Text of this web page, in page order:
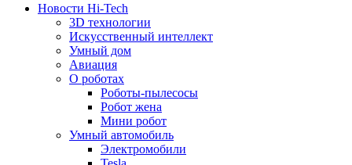
Новости Hi-Tech
3D технологии
Искусственный интеллект
Умный дом
Авиация
О роботах
Роботы-пылесосы
Робот жена
Мини робот
Умный автомобиль
Электромобили